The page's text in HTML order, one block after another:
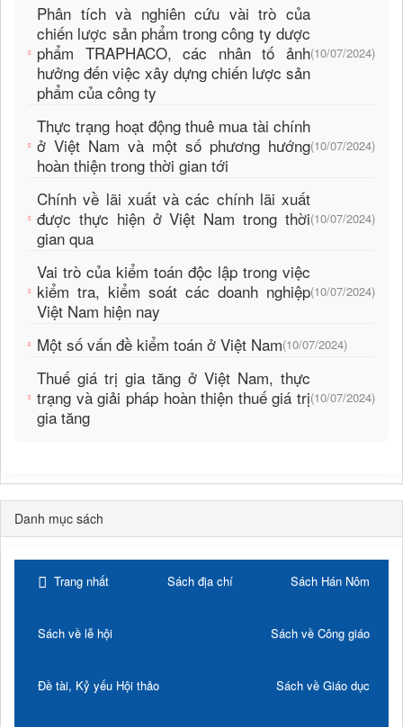
Phân tích và nghiên cứu vài trò của
chiến lược sản phẩm trong công ty dược
phẩm TRAPHACO, các nhân tố ảnh
hưởng đến việc xây dựng chiến lược sản
phẩm của công ty
(10/07/2024)
Thực trạng hoạt động thuê mua tài chính
ở Việt Nam và một số phương hướng
hoàn thiện trong thời gian tới
(10/07/2024)
Chính về lãi xuất và các chính lãi xuất
được thực hiện ở Việt Nam trong thời
gian qua
(10/07/2024)
Vai trò của kiểm toán độc lập trong việc
kiểm tra, kiểm soát các doanh nghiệp
Việt Nam hiện nay
(10/07/2024)
Một số vấn đề kiểm toán ở Việt Nam(10/07/2024)
Thuế giá trị gia tăng ở Việt Nam, thực
trạng và giải pháp hoàn thiện thuế giá trị
gia tăng
(10/07/2024)
Danh mục sách
Trang nhất Sách địa chí Sách Hán Nôm
Sách về lễ hội Sách về Công giáo
Đề tài, Kỷ yếu Hội thảo Sách về Giáo dục